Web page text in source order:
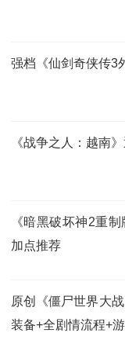
强档《仙剑奇侠传3
《战争之人：越南
《暗黑破坏神2重
加点推荐
原创《僵尸世界大
装备+全剧情流程+